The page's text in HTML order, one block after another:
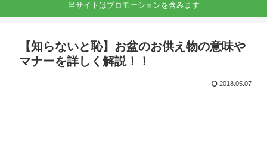
当サイトはプロモーションを含みます
【知らないと恥】お盆のお供え物の意味や
マナーを詳しく解説！！
2018.05.07